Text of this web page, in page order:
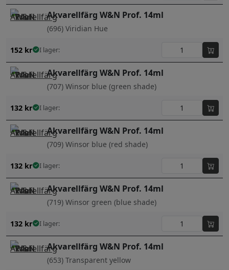
Akvarellfärg W&N Prof. 14ml
(696) Viridian Hue
152 kr I lager:
Akvarellfärg W&N Prof. 14ml
(707) Winsor blue (green shade)
132 kr I lager:
Akvarellfärg W&N Prof. 14ml
(709) Winsor blue (red shade)
132 kr I lager:
Akvarellfärg W&N Prof. 14ml
(719) Winsor green (blue shade)
132 kr I lager:
Akvarellfärg W&N Prof. 14ml
(653) Transparent yellow